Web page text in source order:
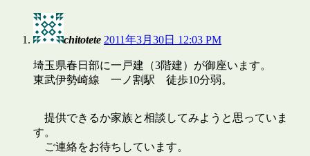
chitotete 2011年3月30日 12:03 PM
埼玉県春日部に一戸建（3階建）が御座います。
東武伊勢崎線 一ノ割駅 徒歩10分弱。
提供できるか家族と相談してみようと思っていま
す。
ご連絡をお待ちしています。